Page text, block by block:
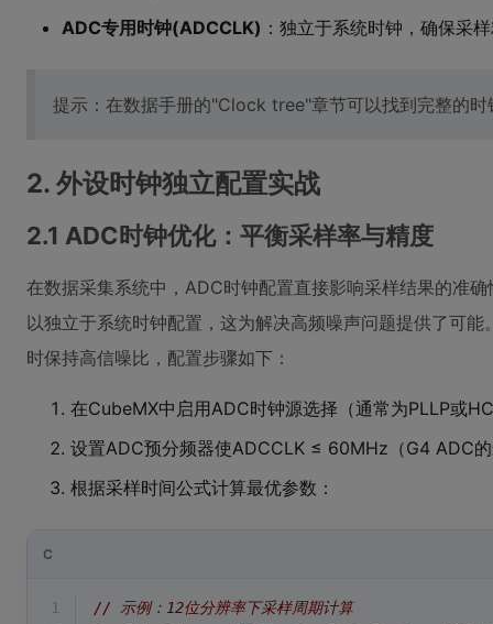
ADC专用时钟(ADCCLK) ：独立于系统时钟，确保采
提示：在数据手册的"Clock tree"章节可以找到完整的
2. 外设时钟独立配置实战
2.1 ADC时钟优化：平衡采样率与精度
在数据采集系统中，ADC时钟配置直接影响采样结果的准
以独立于系统时钟配置，这为解决高频噪声问题提供了可
时保持高信噪比，配置步骤如下：
在CubeMX中启用ADC时钟源选择（通常为PLLP或
设置ADC预分频器使ADCCLK ≤ 60MHz（G4 ADC
根据采样时间公式计算最优参数：
C
1
// 示例：12位分辨率下采样周期计算